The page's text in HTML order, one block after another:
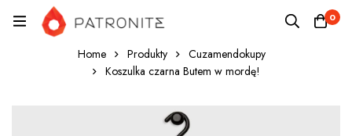
0
Home Produkty
Cuzamendokupy
Koszulka czarna Butem w mordę!